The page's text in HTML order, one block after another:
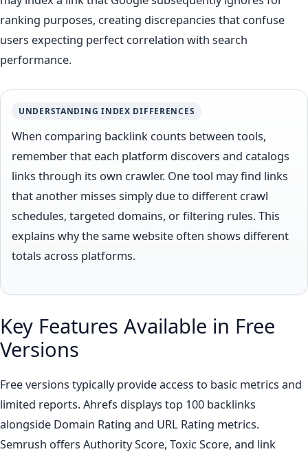
ranking purposes, creating discrepancies that confuse
users expecting perfect correlation with search
performance.
UNDERSTANDING INDEX DIFFERENCES
When comparing backlink counts between tools,
remember that each platform discovers and catalogs
links through its own crawler. One tool may find links
that another misses simply due to different crawl
schedules, targeted domains, or filtering rules. This
explains why the same website often shows different
totals across platforms.
Key Features Available in Free
Versions
Free versions typically provide access to basic metrics and
limited reports. Ahrefs displays top 100 backlinks
alongside Domain Rating and URL Rating metrics.
Semrush offers Authority Score, Toxic Score, and link